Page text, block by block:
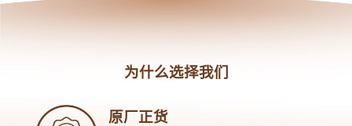
为什么选择我们
原厂正货